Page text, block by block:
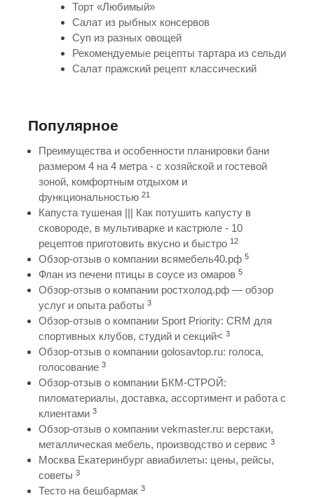
Торт «Любимый»
Салат из рыбных консервов
Суп из разных овощей
Рекомендуемые рецепты тартара из сельди
Салат пражский рецепт классический
Популярное
Преимущества и особенности планировки бани
размером 4 на 4 метра - с хозяйской и гостевой
зоной, комфортным отдыхом и
функциональностью 21
Капуста тушеная ||| Как потушить капусту в
сковороде, в мультиварке и кастрюле - 10
рецептов приготовить вкусно и быстро 12
Обзор-отзыв о компании всямебель40.рф 5
Флан из печени птицы в соусе из омаров 5
Обзор-отзыв о компании ростхолод.рф — обзор
услуг и опыта работы 3
Обзор-отзыв о компании Sport Priority: CRM для
спортивных клубов, студий и секций< 3
Обзор-отзыв о компании golosavtop.ru: голоса,
голосование 3
Обзор-отзыв о компании БКМ-СТРОЙ:
пиломатериалы, доставка, ассортимент и работа с
клиентами 3
Обзор-отзыв о компании vekmaster.ru: верстаки,
металлическая мебель, производство и сервис 3
Москва Екатеринбург авиабилеты: цены, рейсы,
советы 3
Тесто на бешбармак 3